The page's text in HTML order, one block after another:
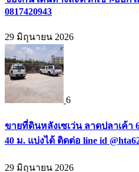
0817420943
29 มิถุนายน 2026
6
ขายที่ดินหลังเซเว่น ลาดปลาเค้า
40 ม. แบ่งได้ ติดต่อ line id
29 มิถุนายน 2026